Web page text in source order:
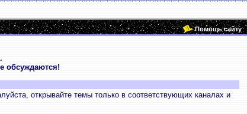
Помощь сайту
обсуждаются!
открывайте темы только в соответствующих каналах и